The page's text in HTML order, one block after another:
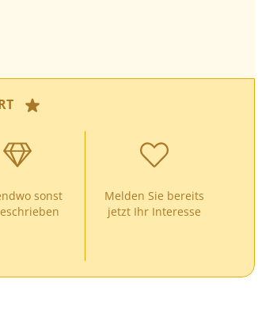
sonst
Melden Sie bereits
jetzt Ihr Interesse